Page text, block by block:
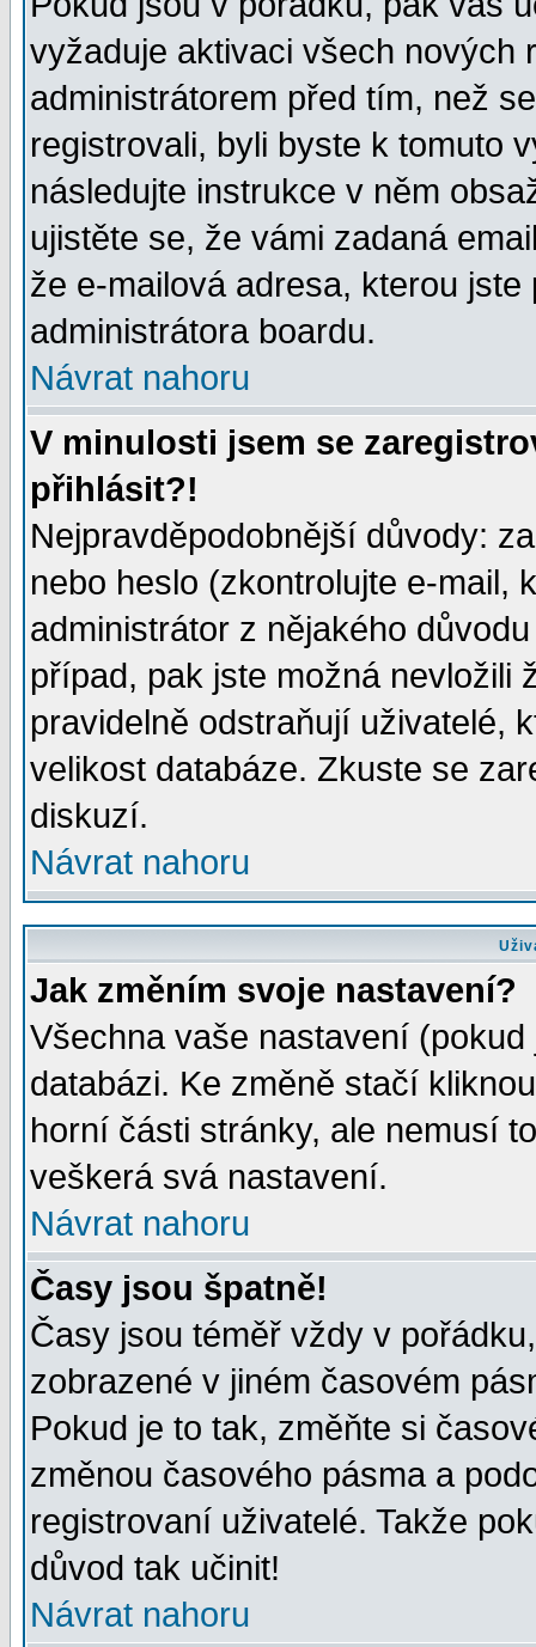
vyžaduje aktivaci všech nových
administrátorem před tím, než
registrovali, byli byste k tomuto
následujte instrukce v něm
ujistěte se, že vámi zadaná
že e-mailová adresa, kterou
administrátora boardu.
Návrat nahoru
V minulosti jsem se
přihlásit?!
Nejpravděpodobnější důvody:
nebo heslo (zkontrolujte e-mail,
administrátor z nějakého
případ, pak jste možná nevložili
pravidelně odstraňují uživatelé,
velikost databáze. Zkuste se
diskuzí.
Návrat nahoru
Jak změním svoje nastavení?
Všechna vaše nastavení
databázi. Ke změně stačí
horní části stránky, ale nemusí
veškerá svá nastavení.
Návrat nahoru
Časy jsou špatně!
Časy jsou téměř vždy v
zobrazené v jiném časovém
Pokud je to tak, změňte si
změnou časového pásma a
registrovaní uživatelé. Takže
důvod tak učinit!
Návrat nahoru